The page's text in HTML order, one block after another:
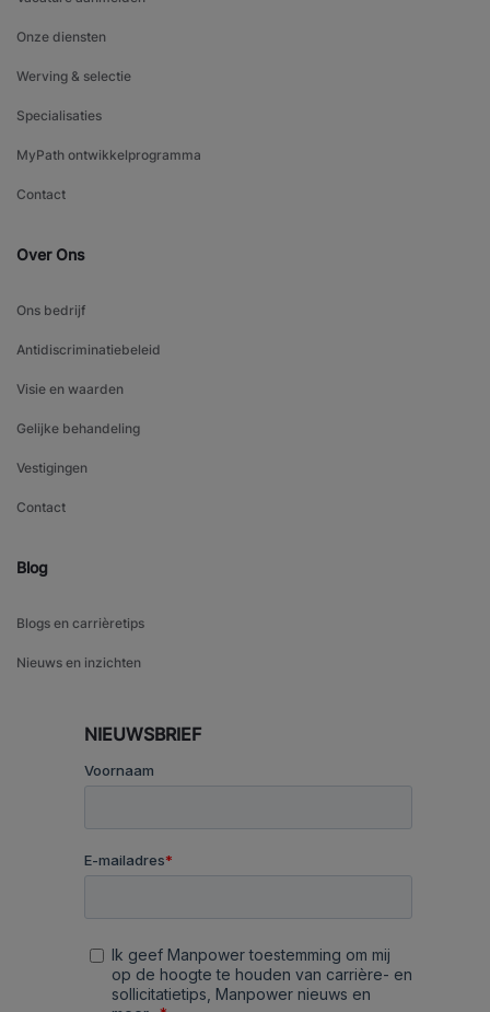
Onze diensten
Werving & selectie
Specialisaties
MyPath ontwikkelprogramma
Contact
Over Ons
Ons bedrijf
Antidiscriminatiebeleid
Visie en waarden
Gelijke behandeling
Vestigingen
Contact
Blog
Blogs en carrièretips
Nieuws en inzichten
NIEUWSBRIEF